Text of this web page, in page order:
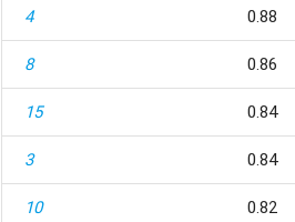
4 0.88
8 0.86
15 0.84
3 0.84
10 0.82